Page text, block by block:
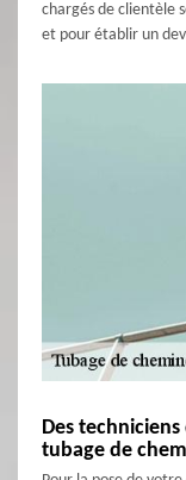
chargés de clientèle
et pour établir un
Des
tubage de